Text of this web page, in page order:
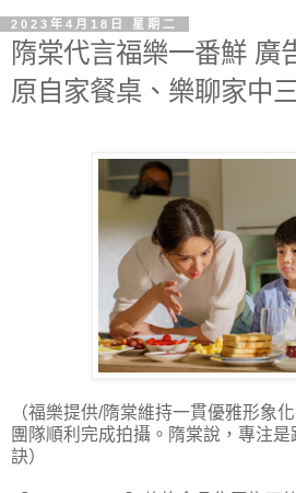
2023年4月18日 星期二
隋棠代言福樂一番鮮 廣
原自家餐桌、樂聊家中
（福樂提供/隋棠維持一貫優雅形象
團隊順利完成拍攝。隋棠說，專注
訣）